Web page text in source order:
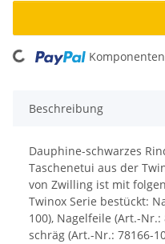
Loading...
Beschreibung
Dauphine-schwarzes
Taschenetui aus der
von Zwilling ist mit
Twinox Serie bestückt:
100), Nagelfeile (Art.-
schräg (Art.-Nr.: 78166-